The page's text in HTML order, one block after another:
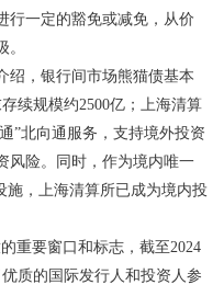
行一定的豁免或减免，从价
绍，银行间市场熊猫债基本
续规模约2500亿；上海清算
”北向通服务，支持境外投资
风险。同时，作为境内唯一
施，上海清算所已成为境内投
重要窗口和标志，截至2024
质的国际发行人和投资人参